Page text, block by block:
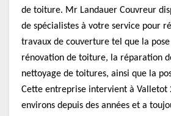
de toiture. Mr Landauer Couvreur
de spécialistes à votre service pour
travaux de couverture tel que la
rénovation de toiture, la réparation
nettoyage de toitures, ainsi que la
Cette entreprise intervient à Valletot
environs depuis des années et a